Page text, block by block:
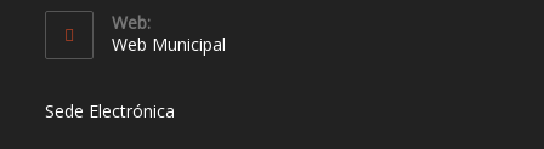
Web:
Web Municipal
Sede Electrónica